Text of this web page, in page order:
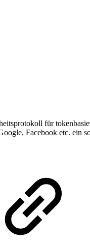
für
Facebook etc. ein